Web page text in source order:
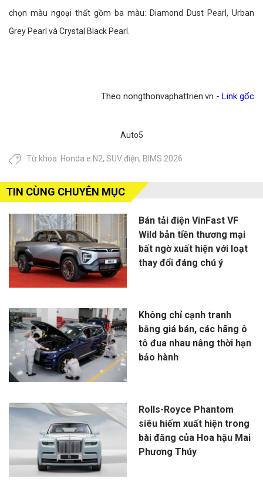
chọn màu ngoại thất gồm ba màu: Diamond Dust Pearl, Urban
Grey Pearl và Crystal Black Pearl.
Theo nongthonvaphattrien.vn - Link gốc
Auto5
Từ khóa: Honda e:N2, SUV điện, BIMS 2026
TIN CÙNG CHUYÊN MỤC
Bán tải điện VinFast VF
Wild bản tiền thương mại
bất ngờ xuất hiện với loạt
thay đổi đáng chú ý
Không chỉ cạnh tranh
bằng giá bán, các hãng ô
tô đua nhau nâng thời hạn
bảo hành
Rolls-Royce Phantom
siêu hiếm xuất hiện trong
bài đăng của Hoa hậu Mai
Phương Thúy